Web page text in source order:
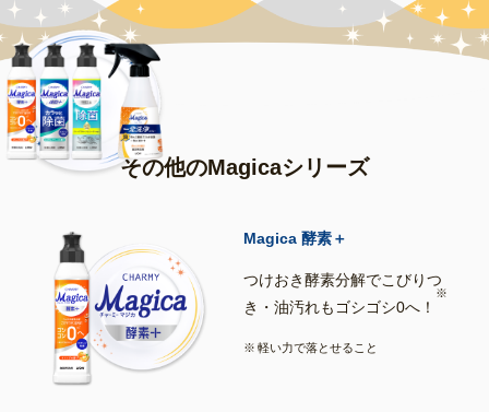
その他のMagicaシリーズ
Magica 酵素＋
つけおき酵素分解でこびりつ
き・油汚れもゴシゴシ0へ！
※
軽い力で落とせること